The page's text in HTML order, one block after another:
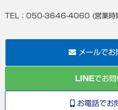
TEL：050-3646-4060 (営業
メールでお
LINEでお
お電話でお